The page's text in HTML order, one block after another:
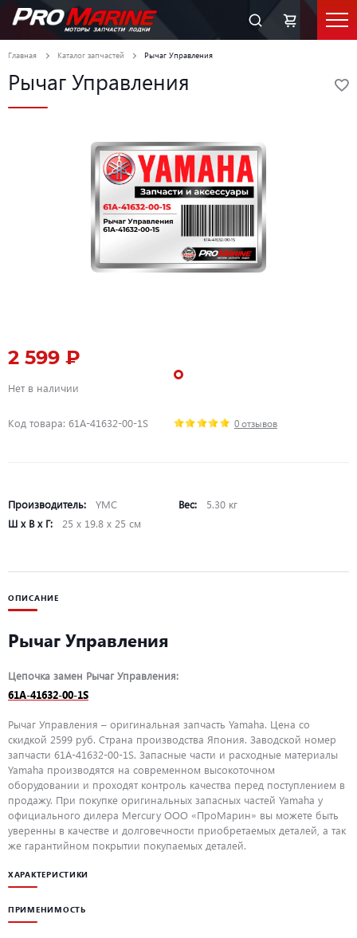
Главная Каталог запчастей Рычаг Управления
Рычаг Управления
2 599 ₽
Нет в наличии
Код товара: 61A-41632-00-1S 0 отзывов
Производитель: YMC Вес:
5.30 кг
Ш х В х Г:
25 х 19.8 х 25 см
ОПИСАНИЕ
Рычаг Управления
Цепочка замен Рычаг Управления:
61A-41632-00-1S
Рычаг Управления – оригинальная запчасть Yamaha. Цена со
скидкой 2599 руб. Страна производства Япония. Заводской номер
запчасти 61A-41632-00-1S. Запасные части и расходные материалы
Yamaha производятся на современном высокоточном
оборудовании и проходят контроль качества перед поступлением в
продажу. При покупке оригинальных запасных частей Yamaha у
официального дилера Mercury ООО «ПроМарин» вы можете быть
уверенны в качестве и долговечности приобретаемых деталей, а так
же гарантийном покрытии покупаемых деталей.
ХАРАКТЕРИСТИКИ
ПРИМЕНИМОСТЬ